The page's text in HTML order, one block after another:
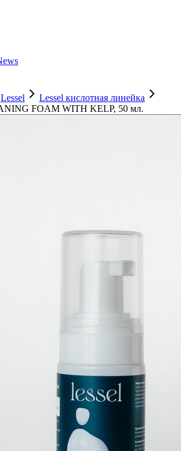
Lessel
Lessel кислотная линейка
FOAM WITH KELP, 50 мл.